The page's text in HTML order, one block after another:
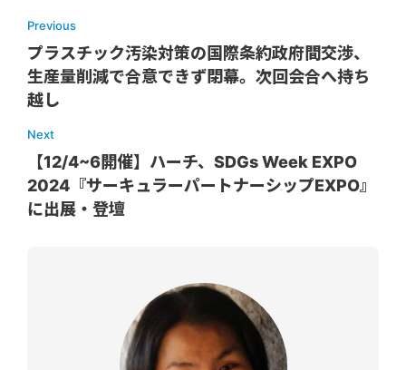
Previous
プラスチック汚染対策の国際条約政府間交渉、
生産量削減で合意できず閉幕。次回会合へ持ち
越し
Next
【12/4~6開催】ハーチ、SDGs Week EXPO
2024『サーキュラーパートナーシップEXPO』
に出展・登壇